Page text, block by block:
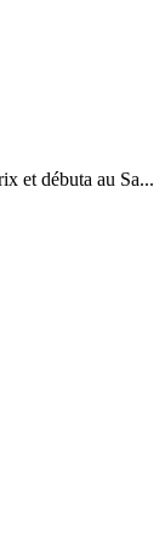
et débuta au Sa...